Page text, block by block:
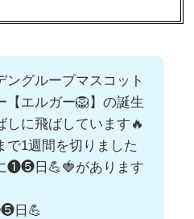
ングループマスコット
【エルガー🦁】の誕生
しに飛ばしています🔥
で1週間を切りました
❶❺日💪🍓があります
日💪